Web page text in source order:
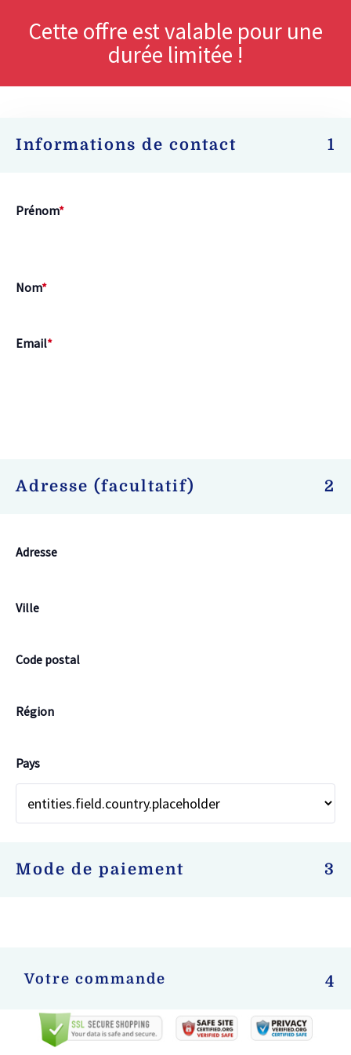
Cette offre est valable pour une
durée limitée !
Informations de contact 1
Prénom*
Nom*
Email*
Adresse (facultatif) 2
Adresse
Ville
Code postal
Région
Pays
Mode de paiement 3
Votre commande 4